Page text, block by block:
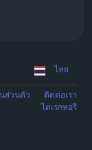
ไทย
ส่วนตัว
ติดต่อเรา
ไดเรกทอรี